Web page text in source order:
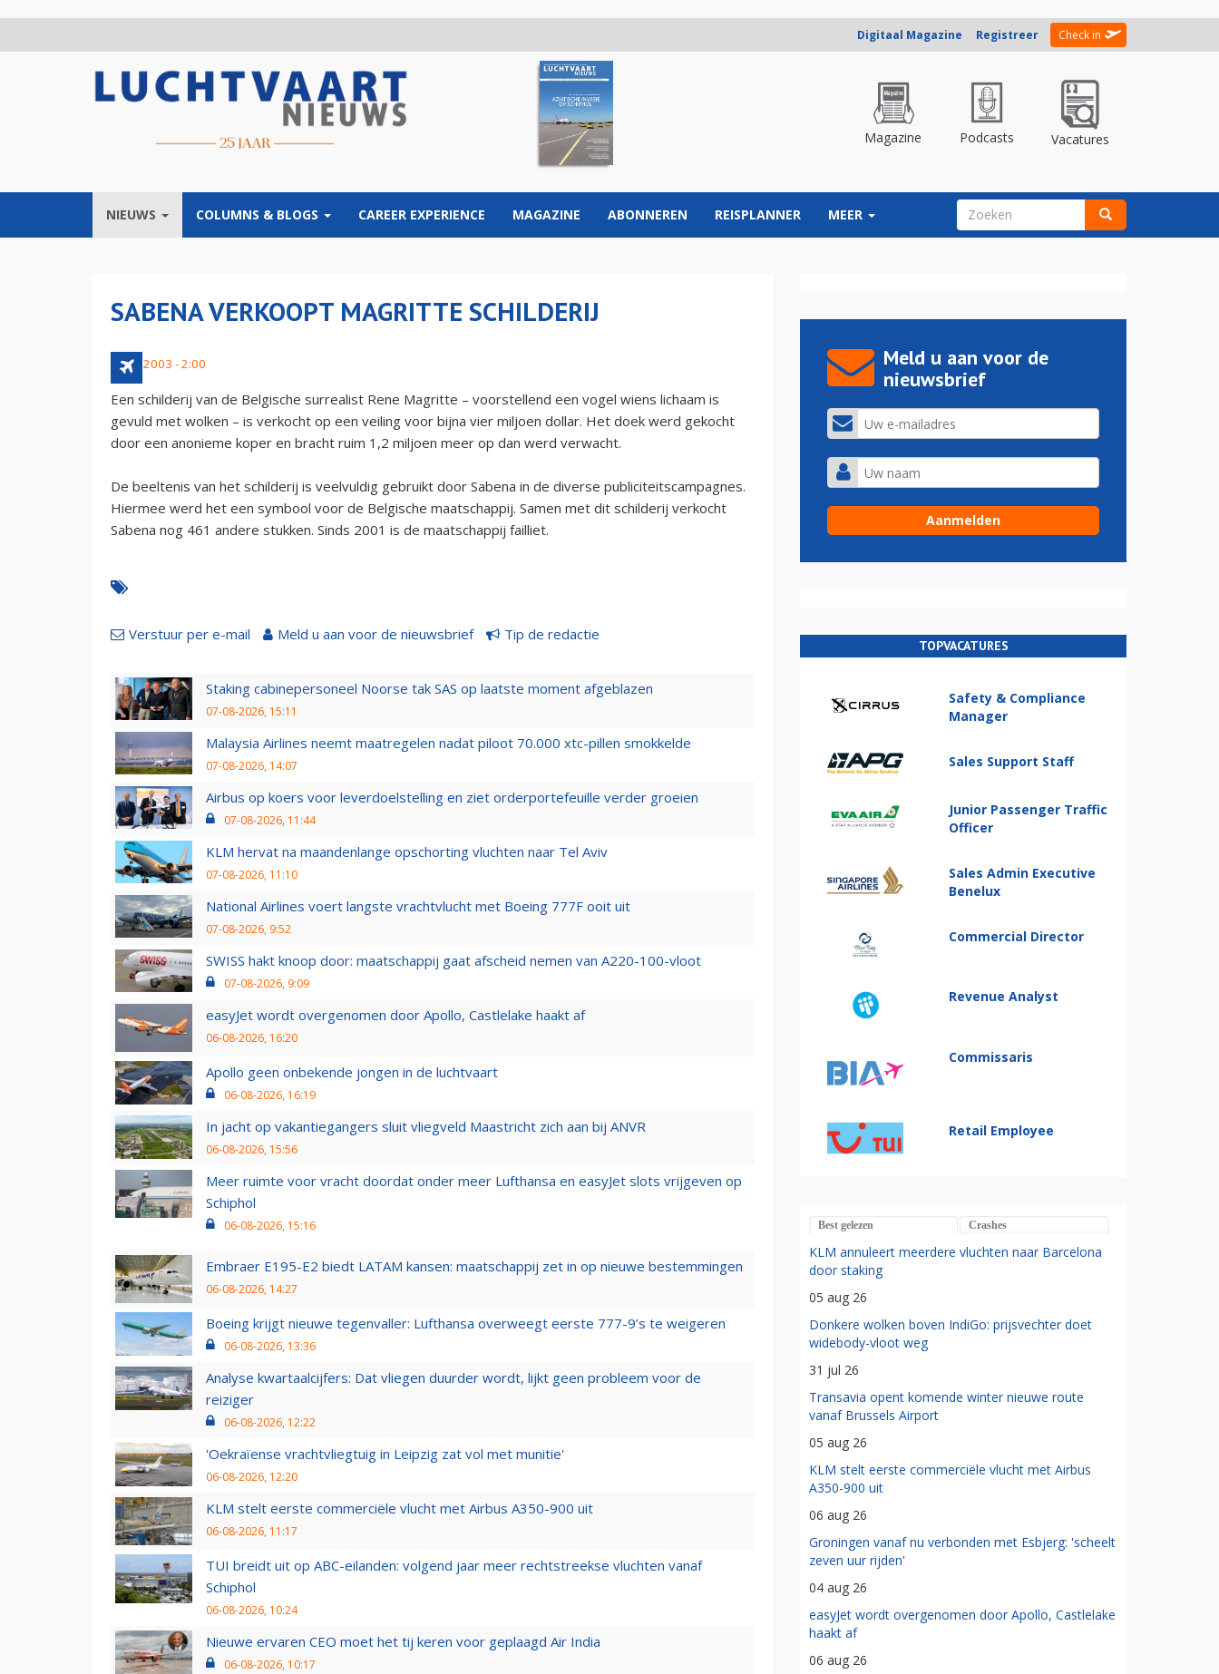
Digitaal Magazine Registreer Check in
Magazine Podcasts Vacatures
NIEUWS COLUMNS & BLOGS CAREER EXPERIENCE MAGAZINE ABONNEREN REISPLANNER MEER ZOEKVELD
SABENA VERKOOPT MAGRITTE SCHILDERIJ
6 mei 2003 - 2:00
Een schilderij van de Belgische surrealist Rene Magritte – voorstellend een vogel wiens lichaam is
gevuld met wolken – is verkocht op een veiling voor bijna vier miljoen dollar. Het doek werd gekocht
door een anonieme koper en bracht ruim 1,2 miljoen meer op dan werd verwacht.
De beeltenis van het schilderij is veelvuldig gebruikt door Sabena in de diverse publiciteitscampagnes.
Hiermee werd het een symbool voor de Belgische maatschappij. Samen met dit schilderij verkocht
Sabena nog 461 andere stukken. Sinds 2001 is de maatschappij failliet.
Verstuur per e-mail Meld u aan voor de nieuwsbrief Tip de redactie
Staking cabinepersoneel Noorse tak SAS op laatste moment afgeblazen
07-08-2026, 15:11
Malaysia Airlines neemt maatregelen nadat piloot 70.000 xtc-pillen smokkelde
07-08-2026, 14:07
Airbus op koers voor leverdoelstelling en ziet orderportefeuille verder groeien
07-08-2026, 11:44
KLM hervat na maandenlange opschorting vluchten naar Tel Aviv
07-08-2026, 11:10
National Airlines voert langste vrachtvlucht met Boeing 777F ooit uit
07-08-2026, 9:52
SWISS hakt knoop door: maatschappij gaat afscheid nemen van A220-100-vloot
07-08-2026, 9:09
easyJet wordt overgenomen door Apollo, Castlelake haakt af
06-08-2026, 16:20
Apollo geen onbekende jongen in de luchtvaart
06-08-2026, 16:19
In jacht op vakantiegangers sluit vliegveld Maastricht zich aan bij ANVR
06-08-2026, 15:56
Meer ruimte voor vracht doordat onder meer Lufthansa en easyJet slots vrijgeven op
Schiphol
06-08-2026, 15:16
Embraer E195-E2 biedt LATAM kansen: maatschappij zet in op nieuwe bestemmingen
06-08-2026, 14:27
Boeing krijgt nieuwe tegenvaller: Lufthansa overweegt eerste 777-9’s te weigeren
06-08-2026, 13:36
Analyse kwartaalcijfers: Dat vliegen duurder wordt, lijkt geen probleem voor de
reiziger
06-08-2026, 12:22
'Oekraïense vrachtvliegtuig in Leipzig zat vol met munitie'
06-08-2026, 12:20
KLM stelt eerste commerciële vlucht met Airbus A350-900 uit
06-08-2026, 11:17
TUI breidt uit op ABC-eilanden: volgend jaar meer rechtstreekse vluchten vanaf
Schiphol
06-08-2026, 10:24
Nieuwe ervaren CEO moet het tij keren voor geplaagd Air India
06-08-2026, 10:17
Meld u aan voor de
nieuwsbrief
TOPVACATURES
Safety & Compliance
Manager
Sales Support Staff
Junior Passenger Traffic
Officer
Sales Admin Executive
Benelux
Commercial Director
Revenue Analyst
Commissaris
Retail Employee
Best gelezen Crashes
KLM annuleert meerdere vluchten naar Barcelona
door staking
05 aug 26
Donkere wolken boven IndiGo: prijsvechter doet
widebody-vloot weg
31 jul 26
Transavia opent komende winter nieuwe route
vanaf Brussels Airport
05 aug 26
KLM stelt eerste commerciële vlucht met Airbus
A350-900 uit
06 aug 26
Groningen vanaf nu verbonden met Esbjerg: 'scheelt
zeven uur rijden'
04 aug 26
easyJet wordt overgenomen door Apollo, Castlelake
haakt af
06 aug 26